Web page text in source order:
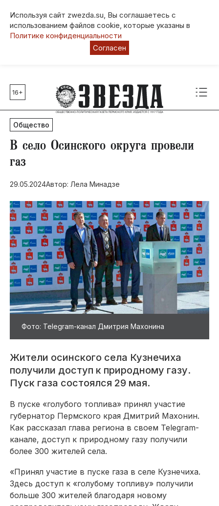
Используя сайт zwezda.su, Вы соглашаетесь с
использованием файлов cookie, которые указаны в
Политике конфиденциальности
Согласен
Главные темы
80 лет Победы
Молодежная столица РФ
СВО
Инфраструктура
Благоустройство
16+
Общество
В село Осинского округа провели
газ
29.05.2024Автор: Лела Минадзе
Фото: Telegram-канал Дмитрия Махонина
Жители осинского села Кузнечиха
получили доступ к природному газу.
Пуск газа состоялся 29 мая.
В пуске «голубого топлива» принял участие
губернатор Пермского края Дмитрий Махонин.
Как рассказал глава региона в своем Telegram-
канале, доступ к природному газу получили
более 300 жителей села.
«Принял участие в пуске газа в селе Кузнечиха.
Здесь доступ к «голубому топливу» получили
больше 300 жителей благодаря новому